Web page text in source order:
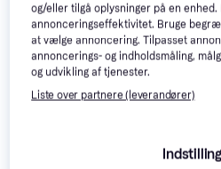
Samsung
RB33B610EWW/EF
4.7
230L/114L, Bredde: 59.5cm
2.888 kr.
og/eller tilgå oplysninger på en enhed.
annonceringseffektivitet. Bruge
at vælge annoncering. Tilpasset
annoncerings- og indholdsmåling,
og udvikling af tjenester.
Liste over partnere (leverandører)